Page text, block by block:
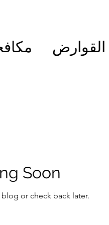
Soon
or check back later.